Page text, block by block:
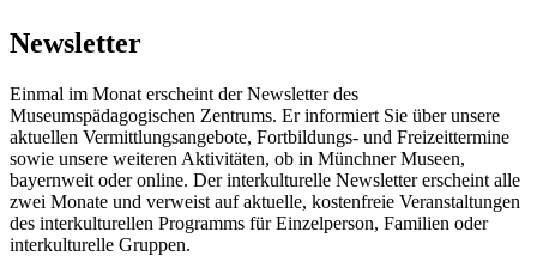
Newsletter
Einmal im Monat erscheint der Newsletter des
Museumspädagogischen Zentrums. Er informiert Sie über unsere
aktuellen Vermittlungsangebote, Fortbildungs- und Freizeittermine
sowie unsere weiteren Aktivitäten, ob in Münchner Museen,
bayernweit oder online. Der interkulturelle Newsletter erscheint alle
zwei Monate und verweist auf aktuelle, kostenfreie Veranstaltungen
des interkulturellen Programms für Einzelperson, Familien oder
interkulturelle Gruppen.